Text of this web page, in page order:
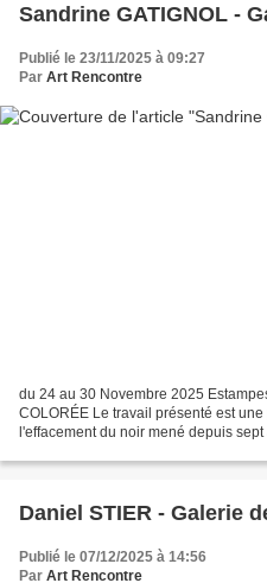
Sandrine GATIGNOL -
Publié le 23/11/2025 à 09:27
Par Art Rencontre
du 24 au 30 Novembre 2025
COLORÉE Le travail présenté est
l'effacement du noir mené depuis
Daniel STIER - Galerie
Publié le 07/12/2025 à 14:56
Par Art Rencontre